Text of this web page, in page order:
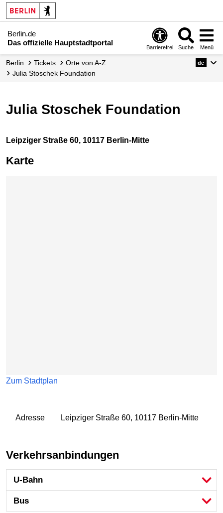
Berlin.de
Das offizielle Hauptstadtportal
Barrierefrei Suche Menü
Berlin Tickets
Orte von A-Z
Julia Stoschek Foundation
de
Julia Stoschek Foundation
Leipziger Straße 60, 10117 Berlin-Mitte
Karte
Zum Stadtplan
Adresse Leipziger Straße 60, 10117 Berlin-Mitte
Verkehrsanbindungen
U-Bahn
Bus